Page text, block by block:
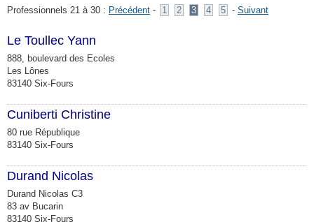
Professionnels 21 à 30 : Précédent - 1 2 3 4 5 - Suivant
Le Toullec Yann
888, boulevard des Ecoles
Les Lônes
83140 Six-Fours
Cuniberti Christine
80 rue République
83140 Six-Fours
Durand Nicolas
Durand Nicolas C3
83 av Bucarin
83140 Six-Fours